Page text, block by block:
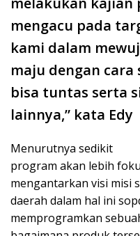
mengacu pada
kami dalam
maju dengan
bisa tuntas serta
lainnya,” kata Edy
Menurutnya sedikit
program akan lebih
mengantarkan visi misi
daerah dalam hal ini
memprogramkan